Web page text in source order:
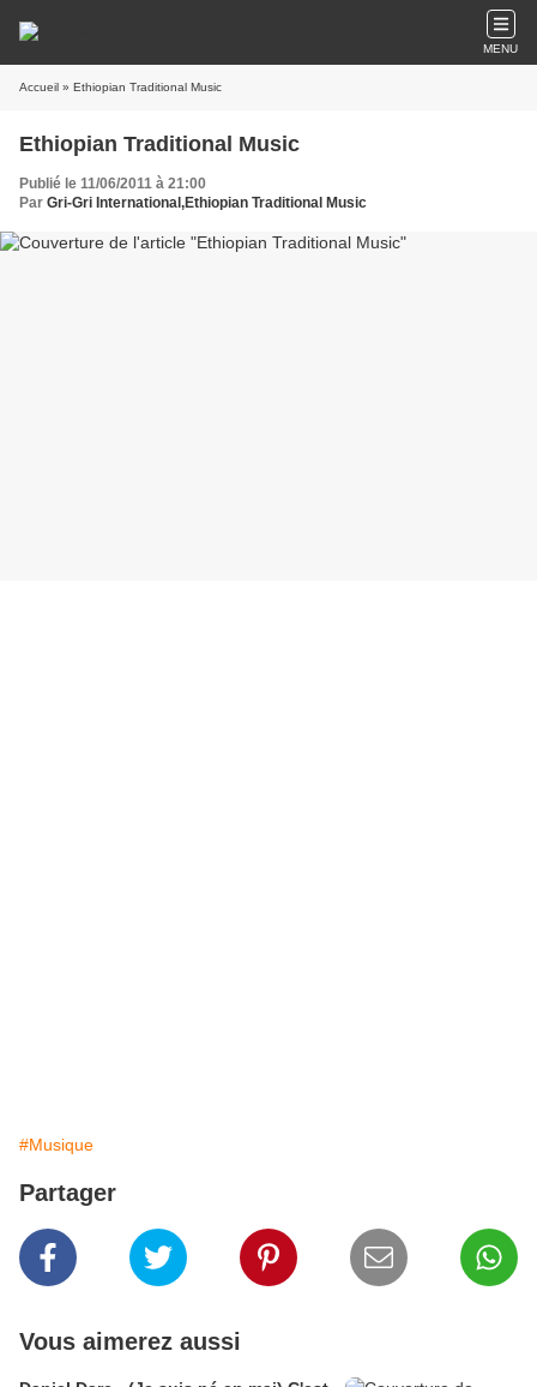
MENU
Accueil » Ethiopian Traditional Music
Ethiopian Traditional Music
Publié le 11/06/2011 à 21:00
Par Gri-Gri International,Ethiopian Traditional Music
#Musique
Partager
Vous aimerez aussi